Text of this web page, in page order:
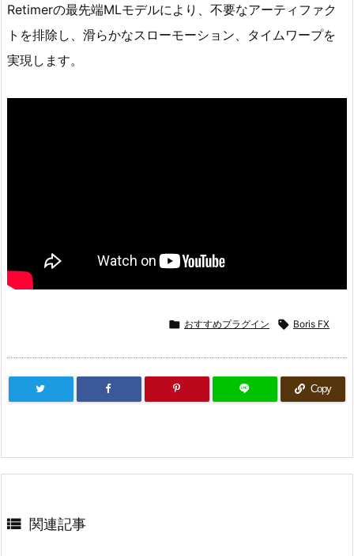
Retimerの最先端MLモデルにより、不要なアーティファク
トを排除し、滑らかなスローモーション、タイムワープを
実現します。
 おすすめプラグイン  Boris FX
Copy
 関連記事